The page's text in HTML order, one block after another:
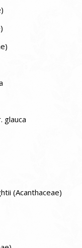
glauca
(Acanthaceae)